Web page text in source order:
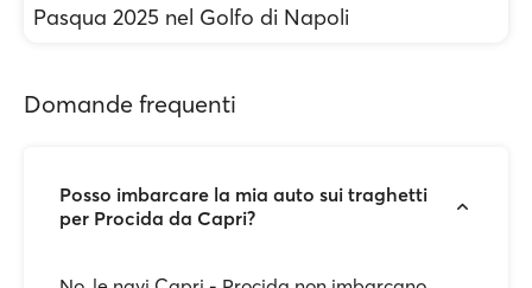
Pasqua 2025 nel Golfo di Napoli
Domande frequenti
Posso imbarcare la mia auto sui traghetti
per Procida da Capri?